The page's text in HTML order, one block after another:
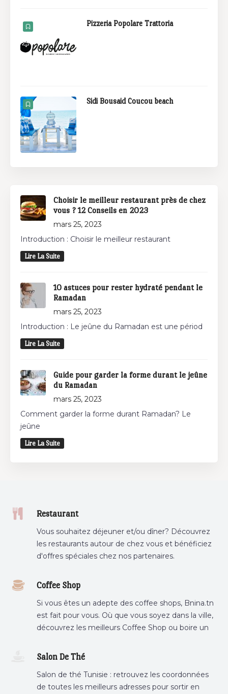
Pizzeria Popolare Trattoria
Sidi Bousaid Coucou beach
Choisir le meilleur restaurant près de chez
vous ? 12 Conseils en 2023
mars 25, 2023
Introduction : Choisir le meilleur restaurant
Lire La Suite
10 astuces pour rester hydraté pendant le
Ramadan
mars 25, 2023
Introduction : Le jeûne du Ramadan est une périod
Lire La Suite
Guide pour garder la forme durant le jeûne
du Ramadan
mars 25, 2023
Comment garder la forme durant Ramadan? Le
jeûne
Lire La Suite
Restaurant
Vous souhaitez déjeuner et/ou dîner? Découvrez
les restaurants autour de chez vous et bénéficiez
d'offres spéciales chez nos partenaires.
Coffee Shop
Si vous êtes un adepte des coffee shops, Bnina.tn
est fait pour vous. Où que vous soyez dans la ville,
découvrez les meilleurs Coffee Shop ou boire un
Salon De Thé
Salon de thé Tunisie : retrouvez les coordonnées
de toutes les meilleurs adresses pour sortir en